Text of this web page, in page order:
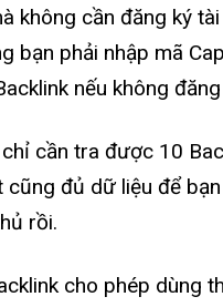
không cần đăng ký
bạn phải nhập mã
nếu không
chỉ cần tra được 10
cũng đủ dữ liệu để
rồi.
cho phép dùng